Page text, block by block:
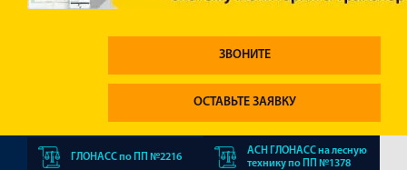
ЗВОНИТЕ
ОСТАВЬТЕ ЗАЯВКУ
ГЛОНАСС по ПП №2216
АСН ГЛОНАСС на лесную
технику по ПП №1378